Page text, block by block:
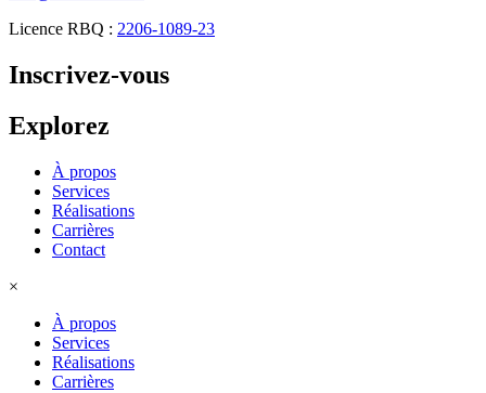
Licence RBQ : 2206-1089-23
Inscrivez-vous
Explorez
À propos
Services
Réalisations
Carrières
Contact
×
À propos
Services
Réalisations
Carrières